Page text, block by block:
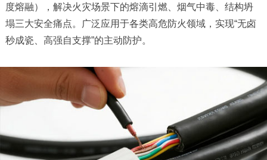
度熔融），解决火灾场景下的熔滴引燃、烟气中毒、结构坍
塌三大安全痛点。广泛应用于各类高危防火领域，实现“无卤
秒成瓷、高强自支撑”的主动防护。